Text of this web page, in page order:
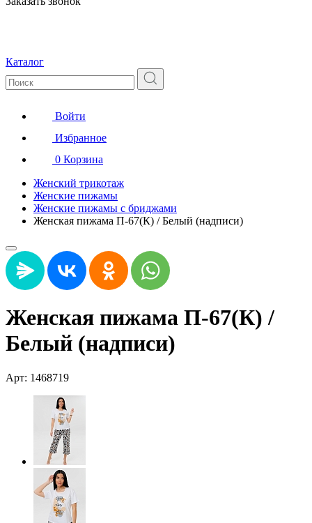
Каталог
Войти
Избранное
0 Корзина
Женский трикотаж
Женские пижамы
Женские пижамы с бриджами
Женская пижама П-67(К) / Белый (надписи)
Женская пижама П-67(К) /
Белый (надписи)
Арт: 1468719